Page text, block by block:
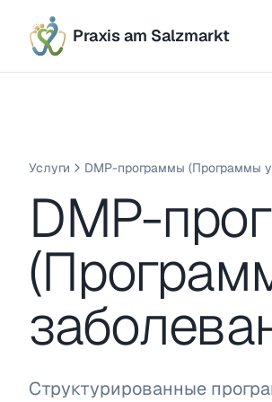
Praxis am Salzmarkt
Услуги DMP-программы (Программы
DMP-
Структурированные